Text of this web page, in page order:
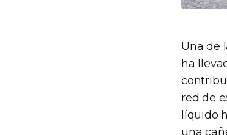
Una de
ha
red de
líquido
una